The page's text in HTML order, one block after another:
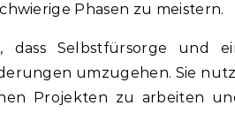
Phasen zu meistern.
dass Selbstfürsorge und
umzugehen. Sie
Projekten zu arbeiten